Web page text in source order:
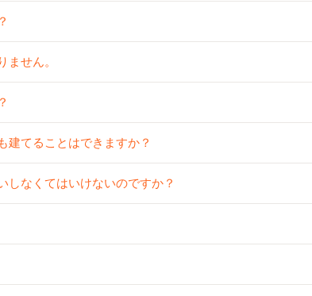
せん。
建てることはできますか？
しなくてはいけないのですか？